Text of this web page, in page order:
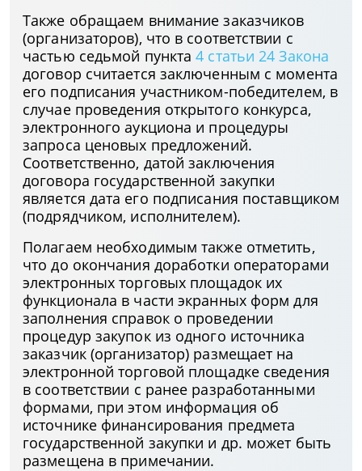
Также обращаем внимание заказчиков
(организаторов), что в соответствии с
частью седьмой пункта4 статьи 24 Закона
договор считается заключенным с момента
его подписания участником-победителем, в
случае проведения открытого конкурса,
электронного аукциона и процедуры
запроса ценовых предложений.
Соответственно, датой заключения
договора государственной закупки
является дата его подписания поставщиком
(подрядчиком, исполнителем).
Полагаем необходимым также отметить,
что до окончания доработки операторами
электронных торговых площадок их
функционала в части экранных форм для
заполнения справок о проведении
процедур закупок из одного источника
заказчик (организатор) размещает на
электронной торговой площадке сведения
в соответствии с ранее разработанными
формами, при этом информация об
источнике финансирования предмета
государственной закупки и др. может быть
размещена в примечании.